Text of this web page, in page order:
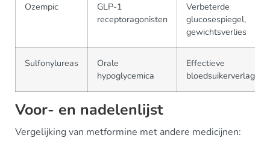
Ozempic
GLP-1
receptoragonisten
Verbeterde
glucosespiegel,
gewichtsverlies
Sulfonylureas
Orale
hypoglycemica
Effectieve
bloedsuikerverlaging
Voor- en nadelenlijst
Vergelijking van metformine met andere medicijnen: